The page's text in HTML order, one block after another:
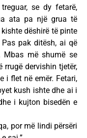
se dy fetarë,
ata pa një grua të
dëshirë të pinte
pak ditësh, ai që
Mbas më shumë se
rrugë dervishin tjetër,
i flet në emër. Fetari,
kush ishte dhe ai i
i kujton bisedën e
por më lindi përsëri